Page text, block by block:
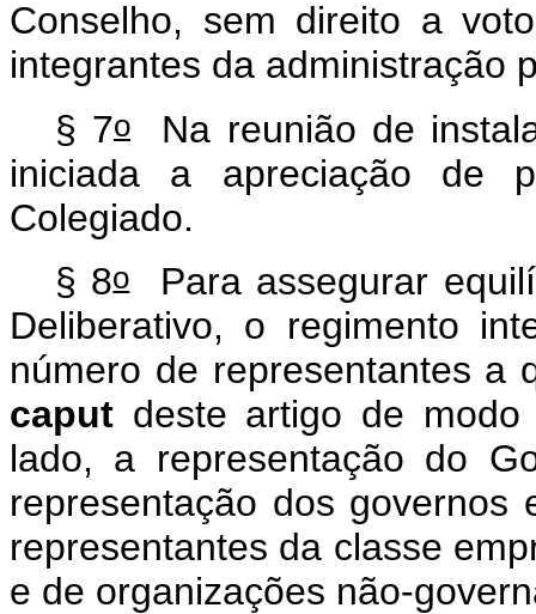
Conselho, sem direito a
integrantes da administração
§ 7o
Na reunião de
iniciada a apreciação de
Colegiado.
§ 8oPara assegurar
Deliberativo, o regimento
número de representantes a
caput deste artigo de
lado, a representação do
representação dos governos
representantes da classe
e de organizações não-